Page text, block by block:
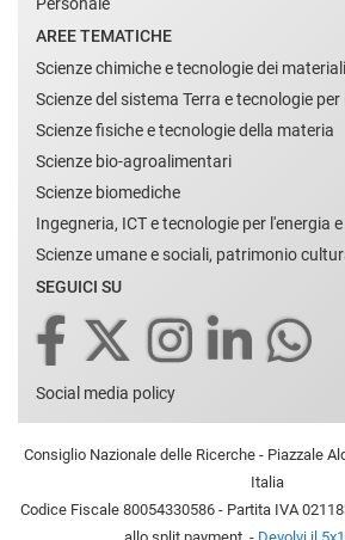
AREE TEMATICHE
Scienze chimiche e tecnologie dei materiali
Scienze del sistema Terra e tecnologie
Scienze fisiche e tecnologie della materia
Scienze bio-agroalimentari
Scienze biomediche
Ingegneria, ICT e tecnologie per l'energia
Scienze umane e sociali, patrimonio
SEGUICI SU
Social media policy
Consiglio Nazionale delle Ricerche - Piazzale
Italia
Codice Fiscale 80054330586 - Partita IVA